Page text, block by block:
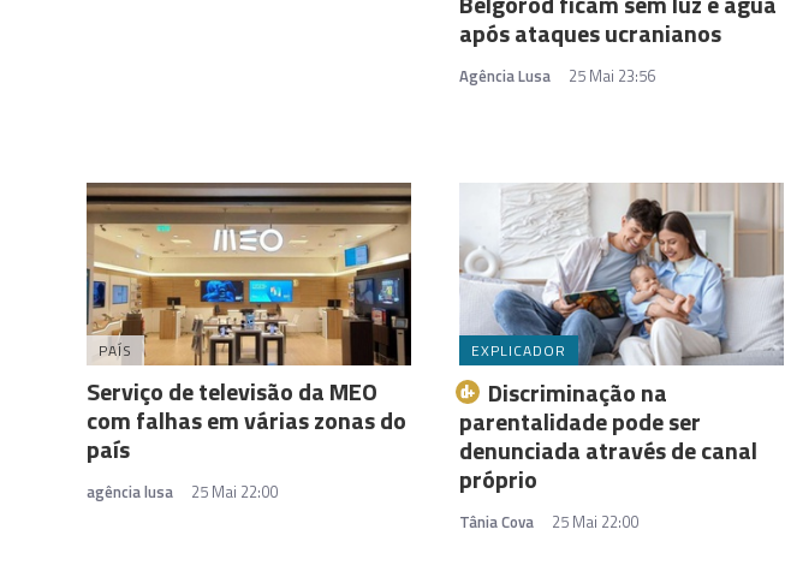
após ataques ucranianos
Agência Lusa 25 Mai 23:56
PAÍS
Serviço de televisão da MEO
com falhas em várias zonas do
país
agência lusa 25 Mai 22:00
EXPLICADOR
Discriminação na
parentalidade pode ser
denunciada através de canal
próprio
Tânia Cova 25 Mai 22:00